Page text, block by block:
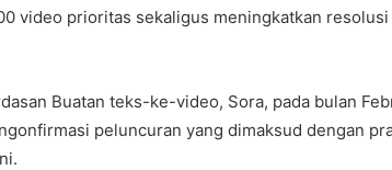
video prioritas sekaligus meningkatkan
Buatan teks-ke-video, Sora, pada bulan
peluncuran yang dimaksud dengan